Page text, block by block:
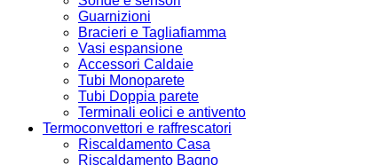
Guarnizioni
Bracieri e Tagliafiamma
Vasi espansione
Accessori Caldaie
Tubi Monoparete
Tubi Doppia parete
Terminali eolici e antivento
Termoconvettori e raffrescatori
Riscaldamento Casa
Riscaldamento Bagno